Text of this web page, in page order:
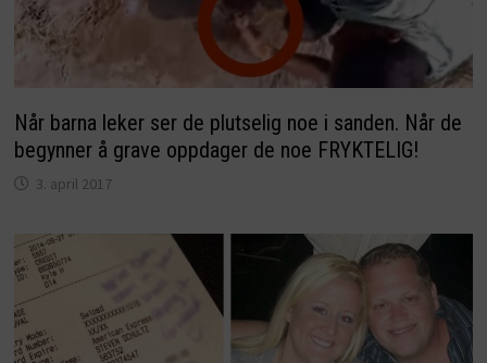
Når barna leker ser de plutselig noe i sanden. Når de
begynner å grave oppdager de noe FRYKTELIG!
3. april 2017